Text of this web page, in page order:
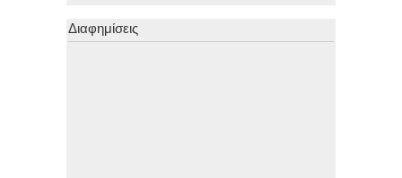
Διαφημίσεις